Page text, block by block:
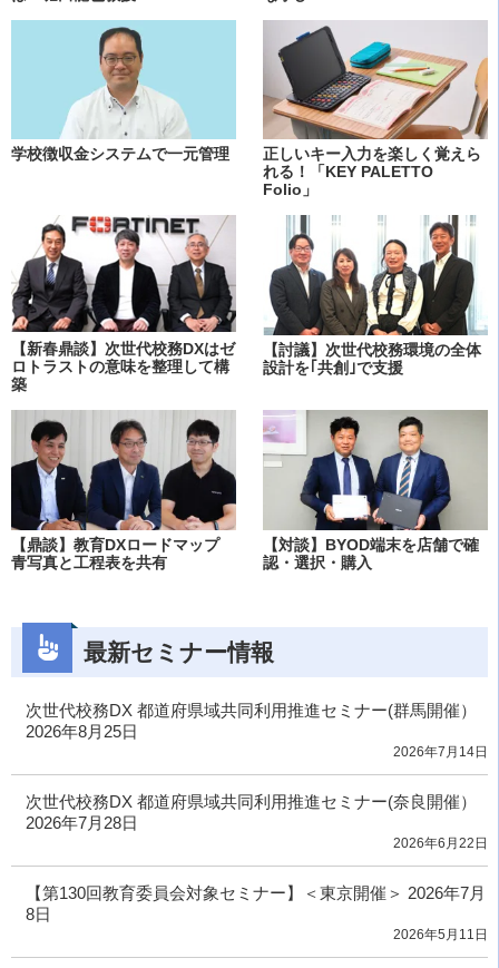
学校徴収金システムで一元管理
正しいキー入力を楽しく覚えら
れる！「KEY PALETTO
Folio」
【新春鼎談】次世代校務DXはゼ
ロトラストの意味を整理して構
築
【討議】次世代校務環境の全体
設計を｢共創｣で支援
【鼎談】教育DXロードマップ
青写真と工程表を共有
【対談】BYOD端末を店舗で確
認・選択・購入
最新セミナー情報
次世代校務DX 都道府県域共同利用推進セミナー(群馬開催）
2026年8月25日
2026年7月14日
次世代校務DX 都道府県域共同利用推進セミナー(奈良開催）
2026年7月28日
2026年6月22日
【第130回教育委員会対象セミナー】＜東京開催＞ 2026年7月
8日
2026年5月11日